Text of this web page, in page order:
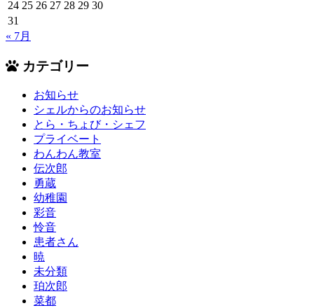
24 25 26 27 28 29 30
31
« 7月
カテゴリー
お知らせ
シェルからのお知らせ
とら・ちょび・シェフ
プライベート
わんわん教室
伝次郎
勇蔵
幼稚園
彩音
怜音
患者さん
暁
未分類
珀次郎
菜都